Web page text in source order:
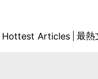
Hottest Articles 最熱